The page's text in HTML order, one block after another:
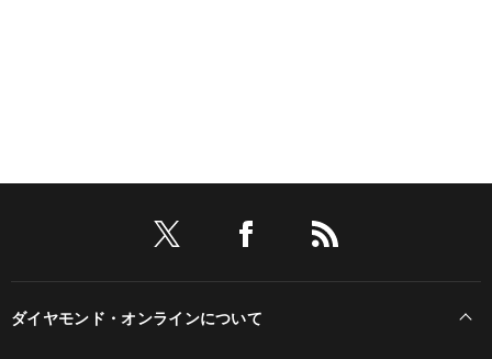
ダイヤモンド・オンラインについて